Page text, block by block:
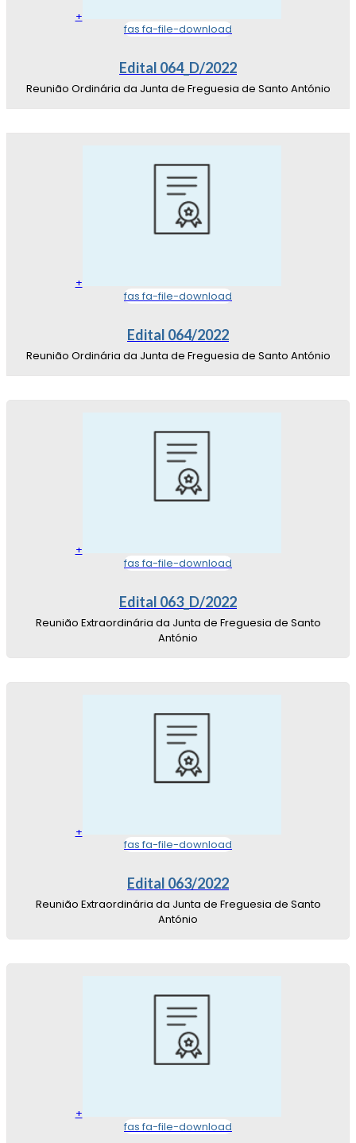
+
fas fa-file-download
Edital 064_D/2022
Reunião Ordinária da Junta de Freguesia de Santo António
+
fas fa-file-download
Edital 064/2022
Reunião Ordinária da Junta de Freguesia de Santo António
+
fas fa-file-download
Edital 063_D/2022
Reunião Extraordinária da Junta de Freguesia de Santo
António
+
fas fa-file-download
Edital 063/2022
Reunião Extraordinária da Junta de Freguesia de Santo
António
+
fas fa-file-download